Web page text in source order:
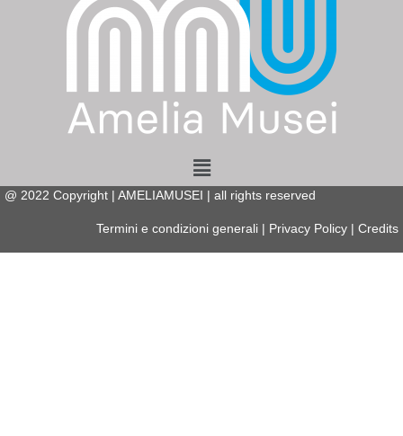
Menu
@ 2022 Copyright | AMELIAMUSEI | all rights reserved
Termini e condizioni generali Privacy Policy Credits